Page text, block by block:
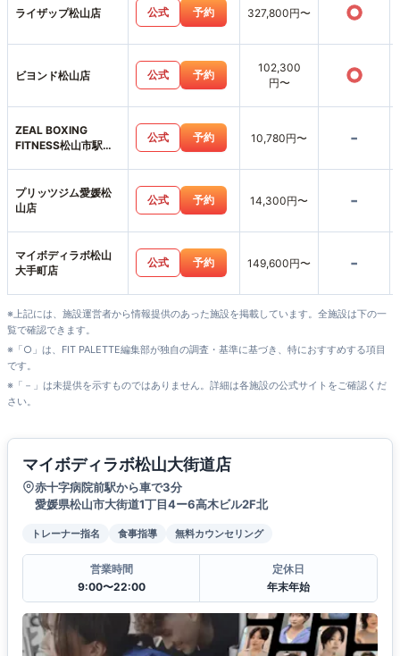
ライザップ松山店 公式 予約 327,800円〜 ○
ビヨンド松山店 公式 予約
102,300
円〜
○
ZEAL BOXING
FITNESS松山市駅前
公式 予約 10,780円〜 -
プリッツジム愛媛松
山店
公式 予約 14,300円〜 -
マイボディラボ松山
大手町店
公式 予約 149,600円〜 -
※上記には、施設運営者から情報提供のあった施設を掲載しています。全施設は下の一
覧で確認できます。
※「○」は、FIT PALETTE編集部が独自の調査・基準に基づき、特におすすめする項目
です。
※「－」は未提供を示すものではありません。詳細は各施設の公式サイトをご確認くだ
さい。
マイボディラボ松山大街道店
赤十字病院前駅から車で3分
愛媛県松山市大街道1丁目4ー6高木ビル2F北
トレーナー指名 食事指導 無料カウンセリング
営業時間
9:00〜22:00
定休日
年末年始